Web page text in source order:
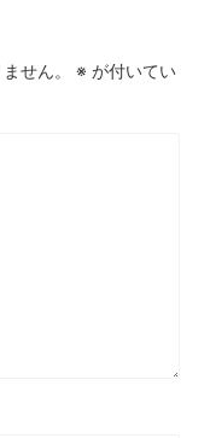
せん。 ※ が付いてい